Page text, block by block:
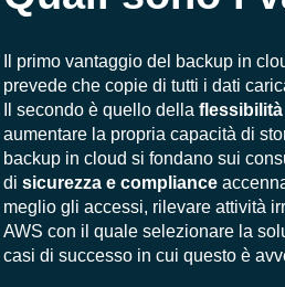
Il primo vantaggio del backup in
prevede che copie di tutti i dati
Il secondo è quello dellaflessibilità
aumentare la propria capacità di
backup in cloud si fondano sui
disicurezza e compliance
meglio gli accessi, rilevare attività
AWS con il quale selezionare la
casi di successo in cui questo è